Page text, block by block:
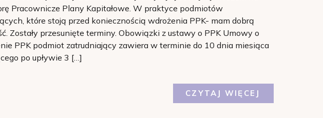
CZYTAJ WIĘCEJ
Pracownicze Plany Kapitałowe. W praktyce podmiotów
które stoją przed koniecznością wdrożenia PPK- mam dobrą
Zostały przesunięte terminy. Obowiązki z ustawy o PPK Umowy o
PPK podmiot zatrudniający zawiera w terminie do 10 dnia miesiąca
po upływie 3 […]